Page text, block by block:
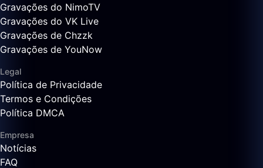
Gravações do NimoTV
Gravações do VK Live
Gravações de Chzzk
Gravações de YouNow
Legal
Política de Privacidade
Termos e Condições
Política DMCA
Empresa
Notícias
FAQ